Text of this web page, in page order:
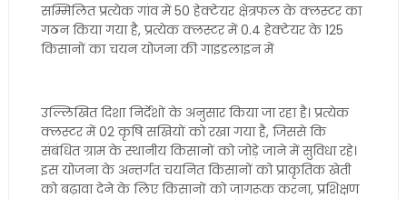
सम्मिलित प्रत्येक गांव में 50 हेक्टेयर क्षेत्रफल के क्लस्टर का
गठन किया गया है, प्रत्येक क्लस्टर में 0.4 हेक्टेयर के 125
किसानों का चयन योजना की गाइडलाइन में
उल्लिखित दिशा निर्देशों के अनुसार किया जा रहा है। प्रत्येक
क्लस्टर में 02 कृषि सखियों को रखा गया है, जिससे कि
संबंधित ग्राम के स्थानीय किसानों को जोड़े जाने में सुविधा रहे।
इस योजना के अन्तर्गत चयनित किसानों को प्राकृतिक खेती
को बढ़ावा देने के लिए किसानों को जागरूक करना, प्रशिक्षण